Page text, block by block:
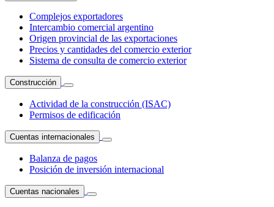
Complejos exportadores
Intercambio comercial argentino
Origen provincial de las exportaciones
Precios y cantidades del comercio exterior
Sistema de consulta de comercio exterior
Construcción
Actividad de la construcción (ISAC)
Permisos de edificación
Cuentas internacionales
Balanza de pagos
Posición de inversión internacional
Cuentas nacionales